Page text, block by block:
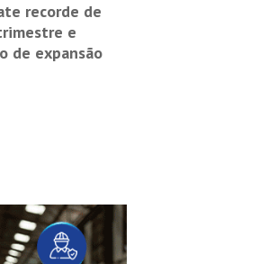
recorde de
e
de expansão